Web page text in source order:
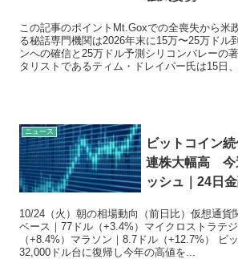
この記事のポイントMt.Goxでの全喪失から米
る秘話専門機関は2026年末に15万〜25万ドル
ンへの確信と25万ドル予測シリコンバレーの
タリストであるティム・ドレイパー氏は15日、
ニュース
ビットコイン
連株大幅高 今
ッシュ｜24日
10/24（火）朝の相場動向（前日比）仮想通貨
ベース｜77ドル（+3.4%）マイクロストラテ
（+8.4%）マラソン｜8.7ドル（+12.7%） ビ
32,000ドル台に復帰し今年の高値を...